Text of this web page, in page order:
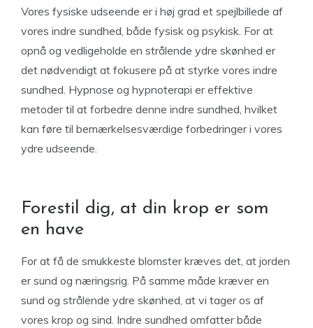
Vores fysiske udseende er i høj grad et spejlbillede af
vores indre sundhed, både fysisk og psykisk. For at
opnå og vedligeholde en strålende ydre skønhed er
det nødvendigt at fokusere på at styrke vores indre
sundhed. Hypnose og hypnoterapi er effektive
metoder til at forbedre denne indre sundhed, hvilket
kan føre til bemærkelsesværdige forbedringer i vores
ydre udseende.
Forestil dig, at din krop er som
en have
For at få de smukkeste blomster kræves det, at jorden
er sund og næringsrig. På samme måde kræver en
sund og strålende ydre skønhed, at vi tager os af
vores krop og sind. Indre sundhed omfatter både